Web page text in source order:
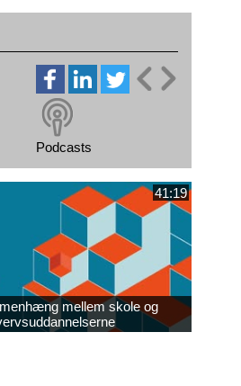
Podcasts
41:19
mellem skole og